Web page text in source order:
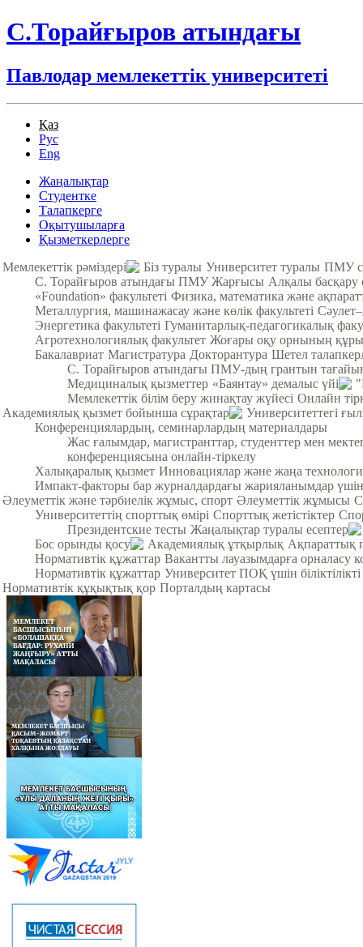
С.Торайғыров атындағы
Павлодар мемлекеттік университеті
Қаз
Рус
Eng
Жаңалықтар
Студентке
Талапкерге
Оқытушыларға
Қызметкерлерге
Мемлекеттік рәміздері
Біз туралы Университет туралы ПМУ
С. Торайғыров атындағы ПМУ Жарғысы Алқалы басқару
«Foundation» факультеті Физика, математика және
Металлургия, машинажасау және көлік факультеті
Энергетика факультеті Гуманитарлық-педагогикалық
Агротехнологиялық факультет Жоғары оқу орнының
Бакалавриат Магистратура Докторантура Шетел
С. Торайғыров атындағы ПМУ-дың грантын
Медициналық қызметтер «Баянтау» демалыс үйі
Мемлекеттік білім беру жинақтау жүйесі Онлайн
Академиялық қызмет бойынша сұрақтар
Университеттегі
Конференциялардың, семинарлардың материалдары
Жас ғалымдар, магистранттар, студенттер мен
конференциясына онлайн-тіркелу
Халықаралық қызмет Инновациялар және жаңа
Импакт-факторы бар журналдардағы жарияланымдар үшін
Әлеуметтік және тәрбиелік жұмыс, спорт Әлеуметтік жұмысы
Университеттің спорттық өмірі Спорттық жетістіктер
Президентские тесты Жаңалықтар туралы есептер
Бос орынды қосу
Академиялық ұтқырлық Ақпараттық
Нормативтік құжаттар Вакантты лауазымдарға орналасу
Нормативтік құжаттар Университет ПОҚ үшін
Нормативтік құқықтық қор Порталдың картасы